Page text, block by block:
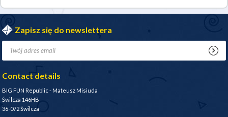
Zapisz się do newslettera
Contact details
BIG FUN Republic - Mateusz Misiuda
Świlcza 146HB
36-072 Świlcza